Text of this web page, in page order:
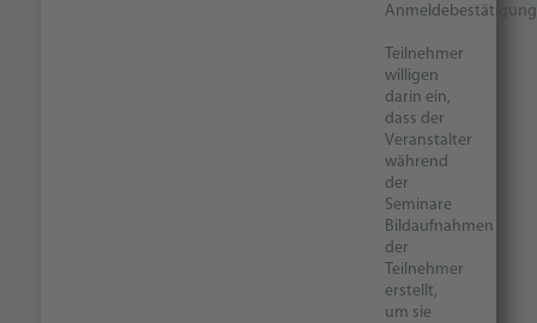
Teilnehmer
willigen
darin ein,
dass der
Veranstalter
während
der
Seminare
Bildaufnahmen
der
Teilnehmer
erstellt,
um sie